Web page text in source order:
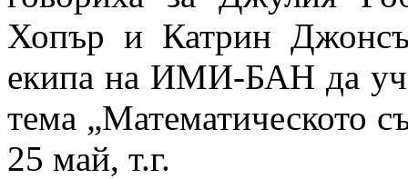
Хопър и Катрин
екипа на ИМИ-БАН да
тема „Математическото
25 май, т.г.